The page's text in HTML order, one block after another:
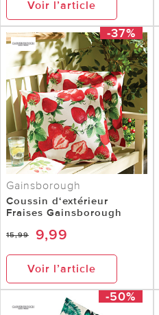
Voir l’article
-37%
Gainsborough
Coussin d‘extérieur
Fraises Gainsborough
15,99 9,99
Voir l’article
-50%